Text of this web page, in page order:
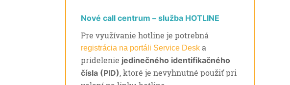
Nové call centrum – služba HOTLINE
Pre využívanie hotline je potrebná
registrácia na portáli Service Desk a
pridelenie jedinečného identifikačného
čísla (PID), ktoré je nevyhnutné použiť pri